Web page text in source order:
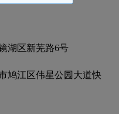
湖区新芜路6号
鸠江区伟星公园大道快